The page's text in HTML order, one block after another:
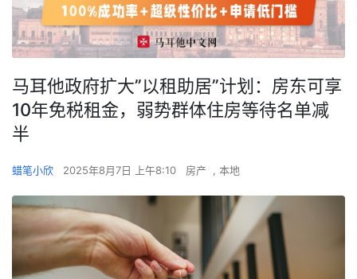
马耳他政府扩大”以租助居”计划：房东可享
10年免税租金，弱势群体住房等待名单减
半
蜡笔小欣 2025年8月7日 上午8:10 房产 , 本地